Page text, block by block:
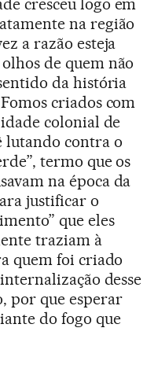
cresceu logo em
na região
a razão esteja
de quem não
da história
criados com
colonial de
lutando contra o
termo que os
na época da
justificar o
que eles
traziam à
quem foi criado
desse
por que esperar
do fogo que